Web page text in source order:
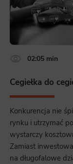
02:05 min
Cegiełka do
Konkurencja nie
rynku i utrzymać
wystarczy
Zamiast
na długofalowe